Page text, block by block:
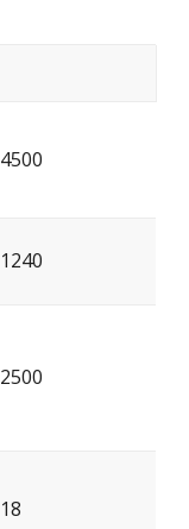
4500
1240
2500
18